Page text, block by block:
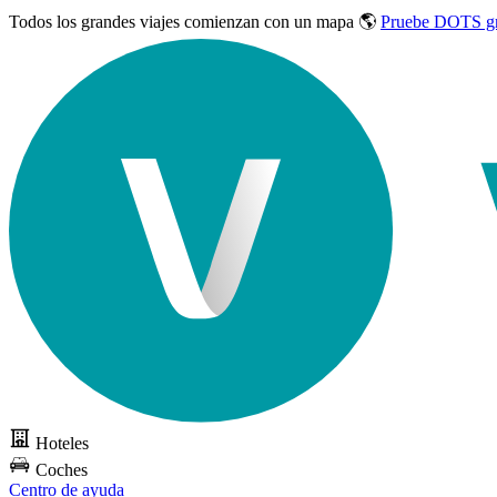
Todos los grandes viajes comienzan con un mapa 🌎 Pruebe DOTS
Hoteles
Coches
Centro de ayuda